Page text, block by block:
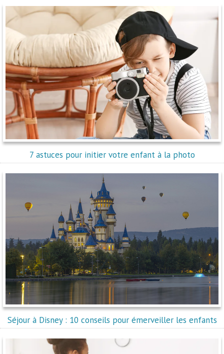
7 astuces pour initier votre enfant à la photo
Séjour à Disney : 10 conseils pour émerveiller les enfants